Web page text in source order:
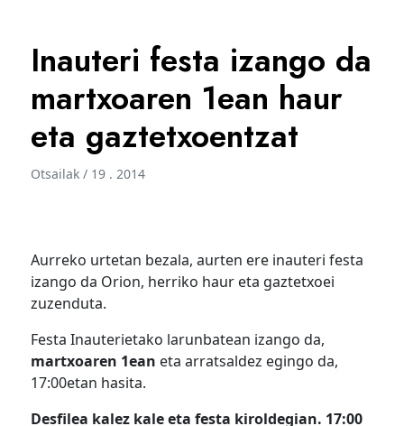
Inauteri festa izango da
martxoaren 1ean haur
eta gaztetxoentzat
Otsailak / 19 . 2014
Aurreko urtetan bezala, aurten ere inauteri festa
izango da Orion, herriko haur eta gaztetxoei
zuzenduta.
Festa Inauterietako larunbatean izango da,
martxoaren 1ean eta arratsaldez egingo da,
17:00etan hasita.
Desfilea kalez kale eta festa kiroldegian. 17:00